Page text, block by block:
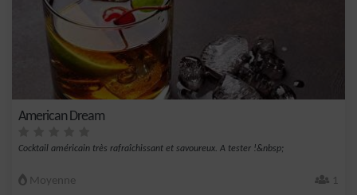
American Dream
Cocktail américain très rafraîchissant et savoureux. A tester !&nbsp;
Moyenne 1